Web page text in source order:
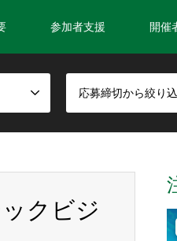
参加者支援 開催
応募締切から絞り
クビジ